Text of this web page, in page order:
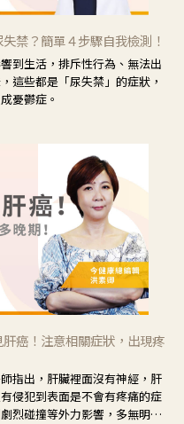
禁？簡單４步驟自我檢測！
到生活，排斥性行為、無法出
這些都是「尿失禁」的症狀，
憂鬱症。
肝癌！注意相關症狀，出現疼
指出，肝臟裡面沒有神經，肝
侵犯到表面是不會有疼痛的症
烈碰撞等外力影響，多無明顯